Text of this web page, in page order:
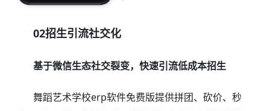
02招生引流社交化
基于微信生态社交裂变，快速引流低成本招生
舞蹈艺术学校erp软件免费版提供拼团、砍价、秒